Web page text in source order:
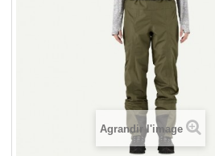
Agrandir l'image